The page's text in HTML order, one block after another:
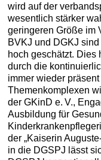
wird auf der
wesentlich stärker
geringeren Größe im
BVKJ und DGKJ
hoch geschätzt. Dies
durch die
immer wieder
Themenkomplexen
der GKinD e. V.,
Ausbildung für
der „Kaiserin
in die DGSPJ lässt